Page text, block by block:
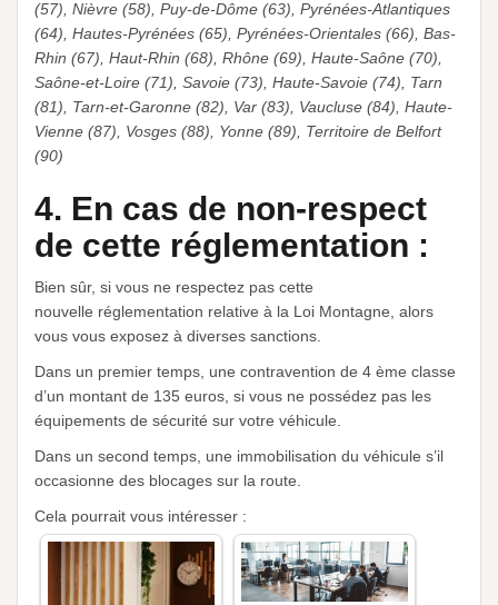
(57), Nièvre (58), Puy-de-Dôme (63), Pyrénées-Atlantiques
(64), Hautes-Pyrénées (65), Pyrénées-Orientales (66), Bas-
Rhin (67), Haut-Rhin (68), Rhône (69), Haute-Saône (70),
Saône-et-Loire (71), Savoie (73), Haute-Savoie (74), Tarn
(81), Tarn-et-Garonne (82), Var (83), Vaucluse (84), Haute-
Vienne (87), Vosges (88), Yonne (89), Territoire de Belfort
(90)
4. En cas de non-respect
de cette réglementation :
Bien sûr, si vous ne respectez pas cette
nouvelle réglementation relative à la Loi Montagne, alors
vous vous exposez à diverses sanctions.
Dans un premier temps, une contravention de 4 ème classe
d’un montant de 135 euros, si vous ne possédez pas les
équipements de sécurité sur votre véhicule.
Dans un second temps, une immobilisation du véhicule s’il
occasionne des blocages sur la route.
Cela pourrait vous intéresser :